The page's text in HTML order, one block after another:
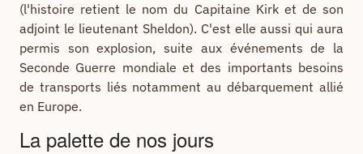
(l'histoire retient le nom du Capitaine Kirk et de son
adjoint le lieutenant Sheldon). C'est elle aussi qui aura
permis son explosion, suite aux événements de la
Seconde Guerre mondiale et des importants besoins
de transports liés notamment au débarquement allié
en Europe.
La palette de nos jours